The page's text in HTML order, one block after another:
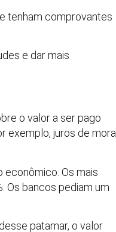
tenham comprovantes
e dar mais
o valor a ser pago
exemplo, juros de mora.
econômico. Os mais
Os bancos pediam um
patamar, o valor